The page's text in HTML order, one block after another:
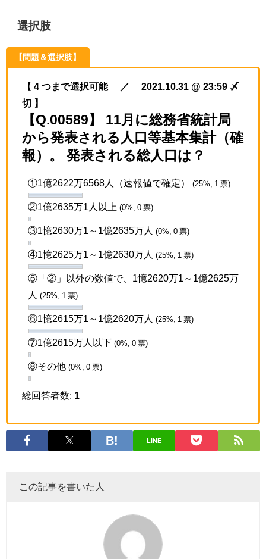
選択肢
【問題＆選択肢】
【 4 つまで選択可能 ／ 2021.10.31 @ 23:59 〆
切 】
【Q.00589】 11月に総務省統計局
から発表される人口等基本集計（確
報）。 発表される総人口は？
①1億2622万6568人（速報値で確定） (25%, 1 票)
②1億2635万1人以上 (0%, 0 票)
③1憶2630万1～1億2635万人 (0%, 0 票)
④1憶2625万1～1億2630万人 (25%, 1 票)
⑤「②」以外の数値で、1憶2620万1～1億2625万
人
(25%, 1 票)
⑥1憶2615万1～1億2620万人 (25%, 1 票)
⑦1億2615万人以下 (0%, 0 票)
⑧その他 (0%, 0 票)
総回答者数: 1
LINE
この記事を書いた人